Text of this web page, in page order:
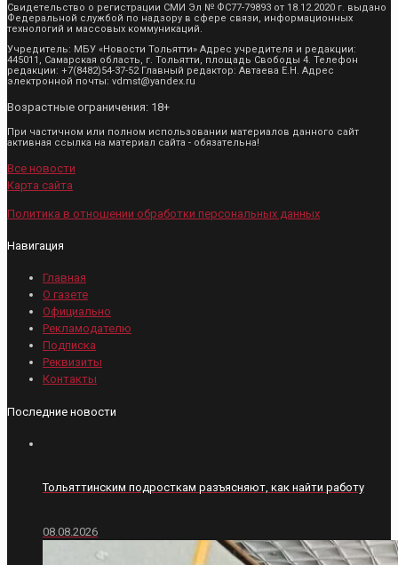
Свидетельство о регистрации СМИ Эл № ФС77-79893 от 18.12.2020 г. выдано
Федеральной службой по надзору в сфере связи, информационных
технологий и массовых коммуникаций.
Учредитель: МБУ «Новости Тольятти» Адрес учредителя и редакции:
445011, Самарская область, г. Тольятти, площадь Свободы 4. Телефон
редакции: +7(8482)54-37-52 Главный редактор: Автаева Е.Н. Адрес
электронной почты: vdmst@yandex.ru
Возрастные ограничения: 18+
При частичном или полном использовании материалов данного сайт
активная ссылка на материал сайта - обязательна!
Все новости
Карта сайта
Политика в отношении обработки персональных данных
Навигация
Главная
О газете
Официально
Рекламодателю
Подписка
Реквизиты
Контакты
Последние новости
Тольяттинским подросткам разъясняют, как найти работу
08.08.2026